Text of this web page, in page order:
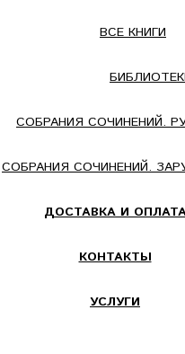
ВСЕ КНИГИ
СОБРАНИЯ СОЧИНЕНИЙ.
СОБРАНИЯ СОЧИНЕНИЙ.
ДОСТАВКА И
КОНТАКТЫ
УСЛУГИ